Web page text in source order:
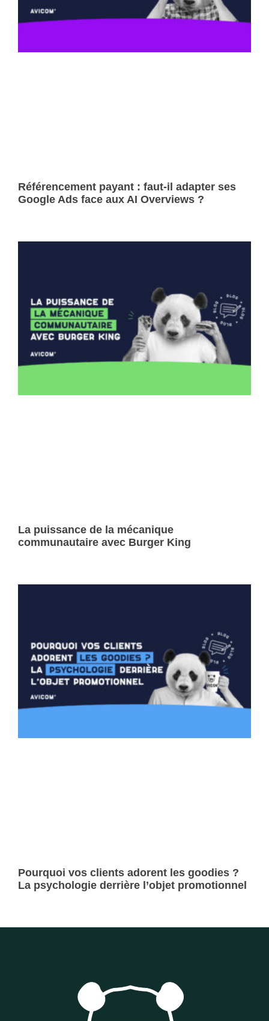
Référencement payant : faut-il adapter ses
Google Ads face aux AI Overviews ?
La puissance de la mécanique
communautaire avec Burger King
Pourquoi vos clients adorent les goodies ?
La psychologie derrière l’objet promotionnel